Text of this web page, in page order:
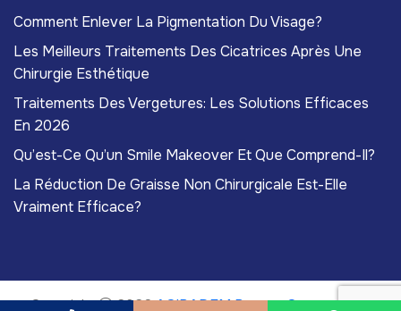
Comment Enlever La Pigmentation Du Visage?
Les Meilleurs Traitements Des Cicatrices Après Une
Chirurgie Esthétique
Traitements Des Vergetures: Les Solutions Efficaces
En 2026
Qu’est-Ce Qu’un Smile Makeover Et Que Comprend-Il?
La Réduction De Graisse Non Chirurgicale Est-Elle
Vraiment Efficace?
Copyright 2026ACIBADEM Beauty Center. Tous